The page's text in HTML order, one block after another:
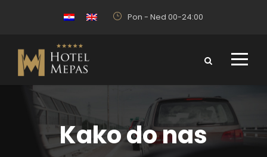
Pon - Ned 00-24:00
Kako do nas